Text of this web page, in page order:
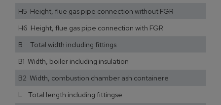
H5 Height, flue gas pipe connection without FGR
H6 Height, flue gas pipe connection with FGR
B Total width including fittings
B1 Width, boiler including insulation
B2 Width, combustion chamber ash containere
L Total length including fittingse